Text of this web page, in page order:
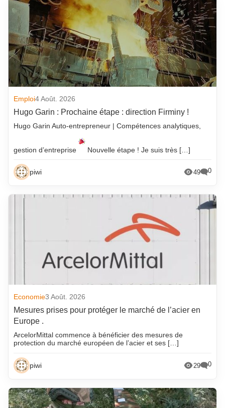
Emploi4 Août. 2026
Hugo Garin : Prochaine étape : direction Firminy !
Hugo Garin Auto-entrepreneur | Compétences analytiques,
gestion d’entreprise Nouvelle étape ! Je suis très […]
piwi 49 0
Economie3 Août. 2026
Mesures prises pour protéger le marché de l’acier en
Europe .
ArcelorMittal commence à bénéficier des mesures de
protection du marché européen de l’acier et ses […]
piwi 29 0